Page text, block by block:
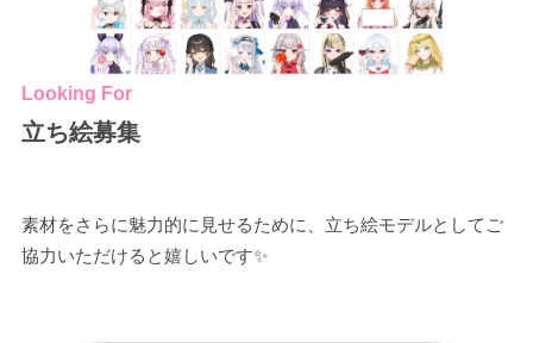
Looking For
立ち絵募集
素材をさらに魅力的に見せるために、立ち絵モデルとしてご
協力いただけると嬉しいです✨